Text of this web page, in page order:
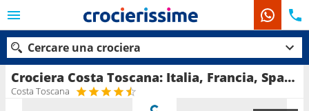
Crociera Costa Toscana: Italia, Francia, Spagna, Isole Baleari in partenza da Civitavecchia - Roma
Costa Toscana
Cercare una crociera